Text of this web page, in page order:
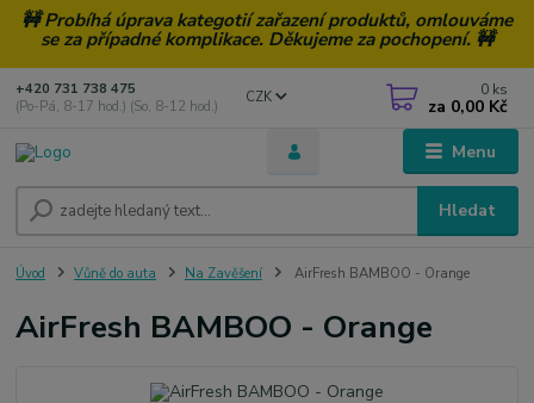
🚧 Probíhá úprava kategotií zařazení produktů, omlouváme
se za případné komplikace. Děkujeme za pochopení. 🚧
Menu
CZK
Hledat
+420 731 738 475
(Po-Pá, 8-17 hod.) (So, 8-12 hod.)
0 ks
za 0,00 Kč
Úvod Vůně do auta Na Zavěšení AirFresh BAMBOO - Orange
AirFresh BAMBOO - Orange